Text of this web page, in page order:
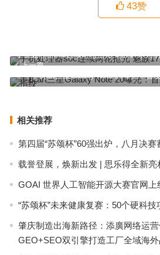
43赞
上一篇
手机处理器soc连续两轮抢光 魅族17系列
手机art三星Galaxy Note 20曝光：首
相关推荐
第四届“苏颂杯”60强出炉，八月决赛
载誉登展，焕新出发 | 思乐得全新亮
GOAI 世界人工智能开源大赛官网
“苏颂杯”未来健康复赛：50个硬科
肇庆制造出海新路径：添廣网络运
GEO+SEO双引擎打造工厂全域海